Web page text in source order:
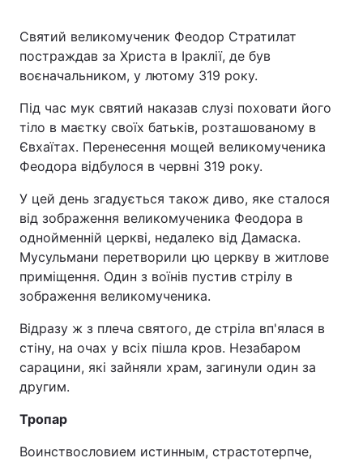
Київ Львів
Одеса
Спорт
Техно і зв'язок Лайт
Зброя Інциденти
Цікавинки Погода
Святий великомученик Феодор Стратилат
постраждав за Христа в Іраклії, де був
воєначальником, у лютому 319 року.
Під час мук святий наказав слузі поховати його
тіло в маєтку своїх батьків, розташованому в
Євхаїтах. Перенесення мощей великомученика
Феодора відбулося в червні 319 року.
У цей день згадується також диво, яке сталося
від зображення великомученика Феодора в
однойменній церкві, недалеко від Дамаска.
Мусульмани перетворили цю церкву в житлове
приміщення. Один з воїнів пустив стрілу в
зображення великомученика.
Відразу ж з плеча святого, де стріла вп'ялася в
стіну, на очах у всіх пішла кров. Незабаром
сарацини, які зайняли храм, загинули один за
другим.
Тропар
Воинствословием истинным, страстотерпче,